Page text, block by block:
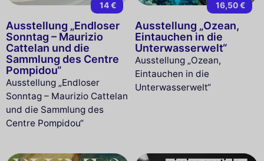
14 €
Ausstellung „Endloser
Sonntag – Maurizio
Cattelan und die
Sammlung des Centre
Pompidou“
Ausstellung „Endloser
Sonntag – Maurizio Cattelan
und die Sammlung des
Centre Pompidou“
16,50 €
Ausstellung „Ozean,
Eintauchen in die
Unterwasserwelt“
Ausstellung „Ozean,
Eintauchen in die
Unterwasserwelt“